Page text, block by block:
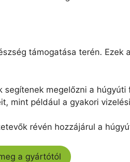
támogatása terén. Ezek
segítenek megelőzni a
mint például a gyakori
révén hozzájárul a
a gyártótól